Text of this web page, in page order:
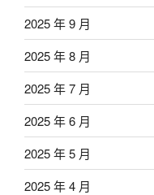
2025 年 9 月
2025 年 8 月
2025 年 7 月
2025 年 6 月
2025 年 5 月
2025 年 4 月